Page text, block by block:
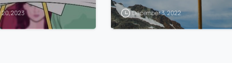
20, 2023 December 3, 2022